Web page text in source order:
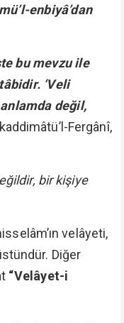
enbiyâ’dan
bu mevzu ile
‘Veli
değil,
Fergânî,
bir kişiye
velâyeti,
Diğer
“Velâyet-i